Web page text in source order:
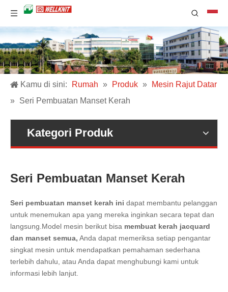
Kamu di sini: Rumah » Produk »
Mesin Rajut Datar
» Seri Pembuatan Manset Kerah
Kategori Produk
Seri Pembuatan Manset Kerah
Seri pembuatan manset kerah ini dapat membantu pelanggan
untuk menemukan apa yang mereka inginkan secara tepat dan
langsung.Model mesin berikut bisa membuat kerah jacquard
dan manset semua, Anda dapat memeriksa setiap pengantar
singkat mesin untuk mendapatkan pemahaman sederhana
terlebih dahulu, atau Anda dapat menghubungi kami untuk
informasi lebih lanjut.